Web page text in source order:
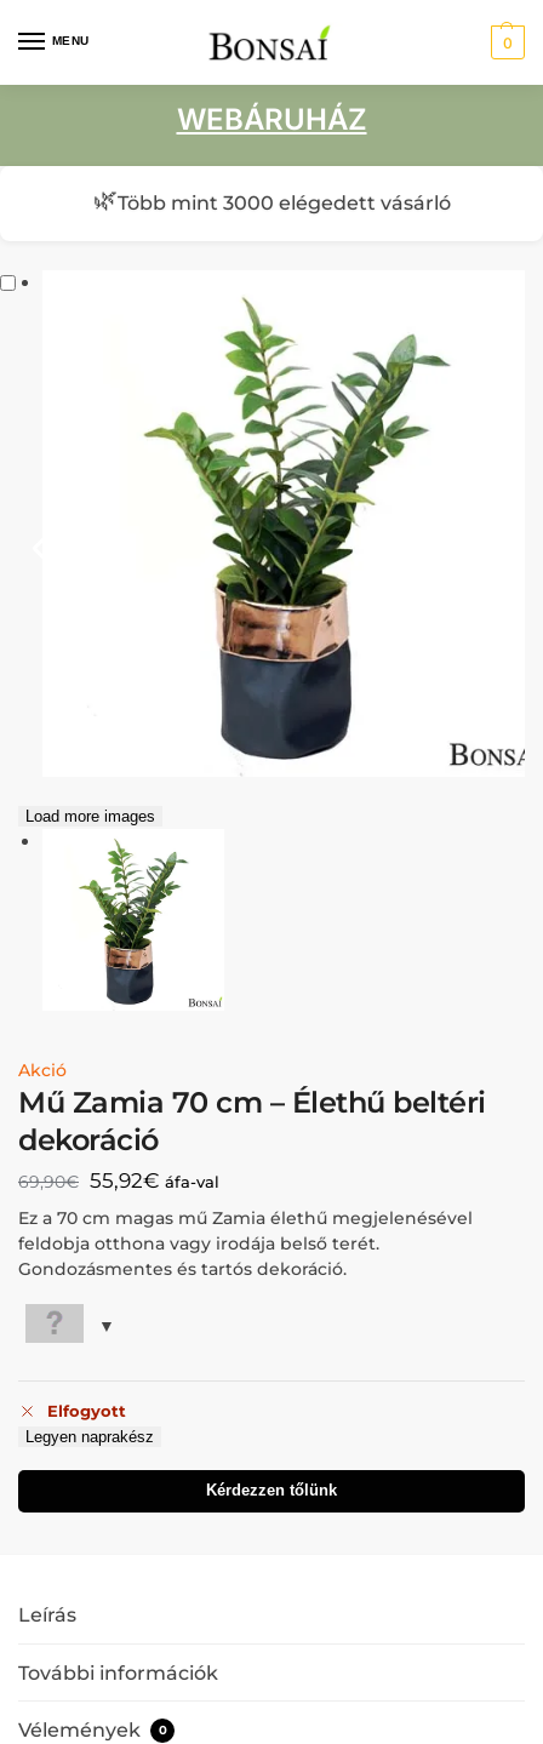
MENU 0
WEBÁRUHÁZ
🌿Több mint 3000 elégedett vásárló
Load more images
Akció
Mű Zamia 70 cm – Élethű beltéri
dekoráció
69,90€ 55,92€ áfa-val
Ez a 70 cm magas mű Zamia élethű megjelenésével
feldobja otthona vagy irodája belső terét.
Gondozásmentes és tartós dekoráció.
Elfogyott
Legyen naprakész
Kérdezzen tőlünk
Leírás
További információk
Vélemények 0